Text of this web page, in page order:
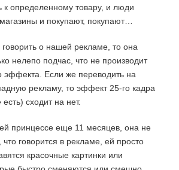
к определенному товару, и люди
и покупают, покупают…
о нашей рекламе, то она
нелепо подчас, что не производит
эффекта. Если же переводить на
рекламу, то эффект 25-го кадра
сходит на нет.
принцессе еще 11 месяцев, она не
говорится в рекламе, ей просто
красочные картинки или